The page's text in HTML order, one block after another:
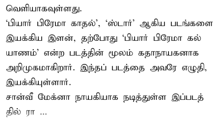
வெளியாகவுள்ளது.
‘பி​யார் பிரேமா காதல்’, ‘ஸ்​டார்’ ஆகிய படங்​களை
இயக்​கிய இளன், தற்​போது ‘பி​யார் பிரேமா கல்​
யாணம்’ என்ற படத்​தின் மூலம் கதாநாயகனாக
அறி​முக​மாகிறார். இந்​தப் படத்தை அவரே எழுதி,
இயக்​கி​யுள்​ளார்.
சான்வீ மேக்னா நாயகி​யாக நடித்​துள்ள இப்​படத்​
தில் ரா ...